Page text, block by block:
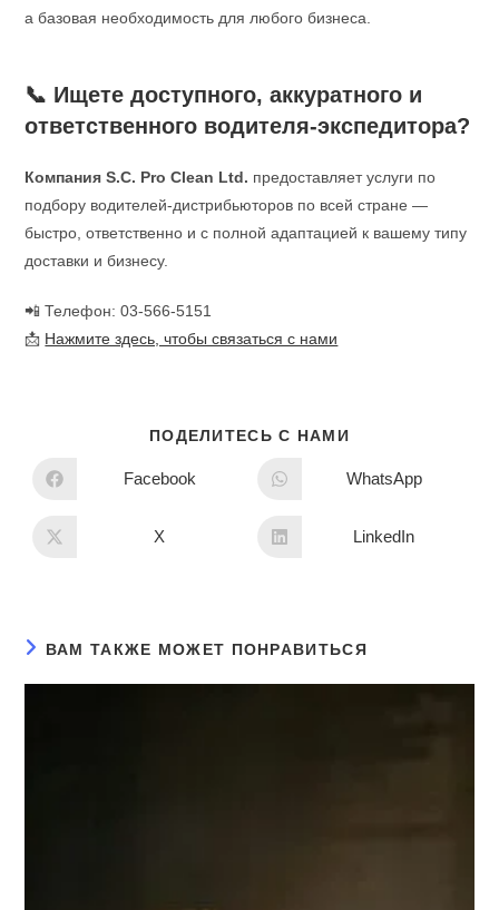
а базовая необходимость для любого бизнеса.
📞 Ищете доступного, аккуратного и
ответственного водителя-экспедитора?
Компания S.C. Pro Clean Ltd. предоставляет услуги по
подбору водителей-дистрибьюторов по всей стране —
быстро, ответственно и с полной адаптацией к вашему типу
доставки и бизнесу.
📲 Телефон: 03-566-5151
📩 Нажмите здесь, чтобы связаться с нами
ПОДЕЛИТЕСЬ С НАМИ
Facebook WhatsApp
X LinkedIn
ВАМ ТАКЖЕ МОЖЕТ ПОНРАВИТЬСЯ